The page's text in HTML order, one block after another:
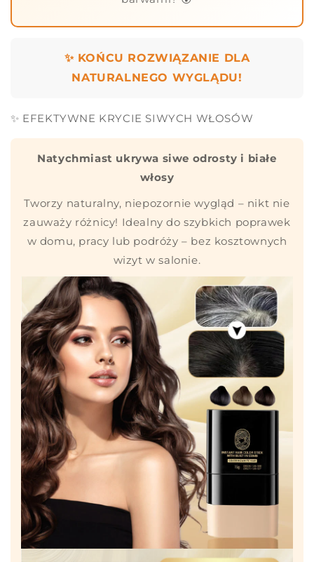
✨ KOŃCU ROZWIĄZANIE DLA
NATURALNEGO WYGLĄDU!
✨ EFEKTYWNE KRYCIE SIWYCH WŁOSÓW
Natychmiast ukrywa siwe odrosty i białe
włosy
Tworzy naturalny, niepozornie wygląd – nikt nie
zauważy różnicy! Idealny do szybkich poprawek
w domu, pracy lub podróży – bez kosztownych
wizyt w salonie.